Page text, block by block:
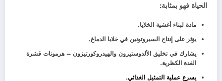
الحياة فهو بمثابة:
مادة لبناء أغشية الخلايا.
يؤثر على إنتاج السيروتونين في خلايا الدماغ.
يشارك في تخليق الألدوستيرون والهيدروكورتيزون – هرمونات قشرة
الغدة الكظرية.
يسرع عملية التمثيل الغذائي.